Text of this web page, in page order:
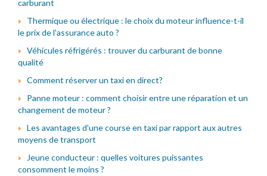
carburant
Thermique ou électrique : le choix du moteur influence-t-il
le prix de l'assurance auto ?
Véhicules réfrigérés : trouver du carburant de bonne
qualité
Comment réserver un taxi en direct?
Panne moteur : comment choisir entre une réparation et un
changement de moteur ?
Les avantages d'une course en taxi par rapport aux autres
moyens de transport
Jeune conducteur : quelles voitures puissantes
consomment le moins ?